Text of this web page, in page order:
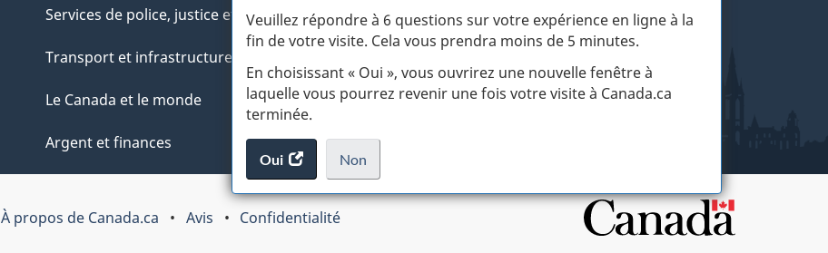
Veuillez répondre à 6 questions sur votre expérience en ligne à la
fin de votre visite. Cela vous prendra moins de 5 minutes.
En choisissant « Oui », vous ouvrirez une nouvelle fenêtre à
laquelle vous pourrez revenir une fois votre visite à Canada.ca
terminée.
Oui
accéder
au
sondage.
Non
je
ne
.
Services de police, justice et urgences
Transport et infrastructure
Le Canada et le monde
Argent et finances
Jeunesse
Gérer les événements de la vie
À propos de Canada.ca Avis Confidentialité